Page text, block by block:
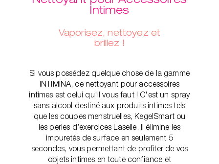
Intimes
Vaporisez, nettoyez et
brillez !
Si vous possédez quelque chose de la gamme
INTIMINA, ce nettoyant pour accessoires
intimes est celui qu'il vous faut ! C'est un spray
sans alcool destiné aux produits intimes tels
que les coupes menstruelles, KegelSmart ou
les perles d’exercices Laselle. Il élimine les
impuretés de surface en seulement 5
secondes, vous permettant de profiter de vos
objets intimes en toute confiance et